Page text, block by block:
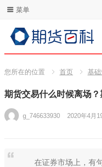
菜单
您所在的位置 首页 基
期货交易什么时候离场
g_746633930 2020年4月
在证券市场上，有句